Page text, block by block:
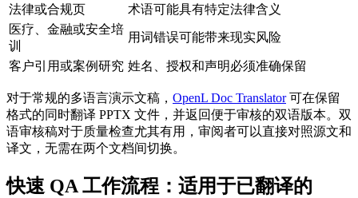
法律或合规页
术语可能具有特定法律含义
医疗、金融或安全培
训
用词错误可能带来现实风险
客户引用或案例研究 姓名、授权和声明必须准确保留
对于常规的多语言演示文稿， OpenL Doc Translator可在保留
格式的同时翻译 PPTX 文件，并返回便于审核的双语版本。双
语审核稿对于质量检查尤其有用，审阅者可以直接对照源文和
译文，无需在两个文档间切换。
快速 QA 工作流程：适用于已翻译的